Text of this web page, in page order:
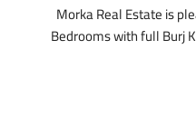
Morka Real Estate is
Bedrooms with full Burj